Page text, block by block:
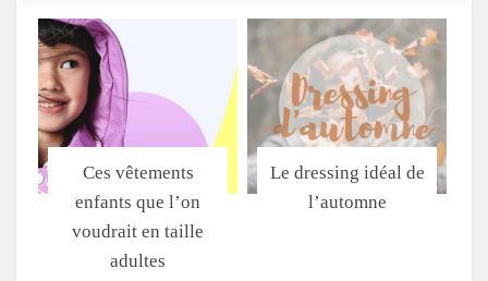
Ces vêtements
enfants que l’on
voudrait en taille
adultes
Le dressing idéal de
l’automne